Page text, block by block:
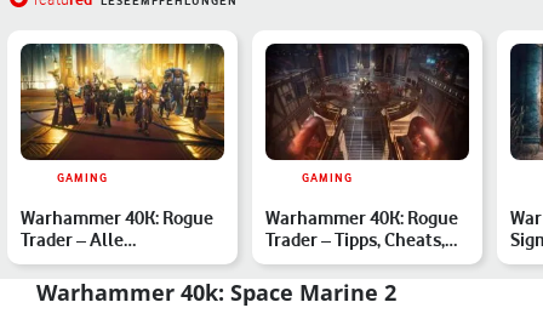
GAMING
Warhammer 40K: Rogue
Trader – Alle
Begleiter:innen und
Romantik-O…
GAMING
Warhammer 40K: Rogue
Trader – Tipps, Cheats,
beste Klasse, Talent…
Warhammer 40k: Space Marine 2